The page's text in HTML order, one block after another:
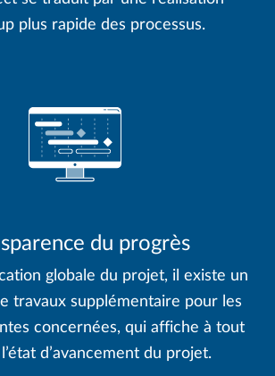
plus rapide des processus.
du progrès
globale du projet, il existe un
travaux supplémentaire pour les
concernées, qui affiche à tout
d’avancement du projet.